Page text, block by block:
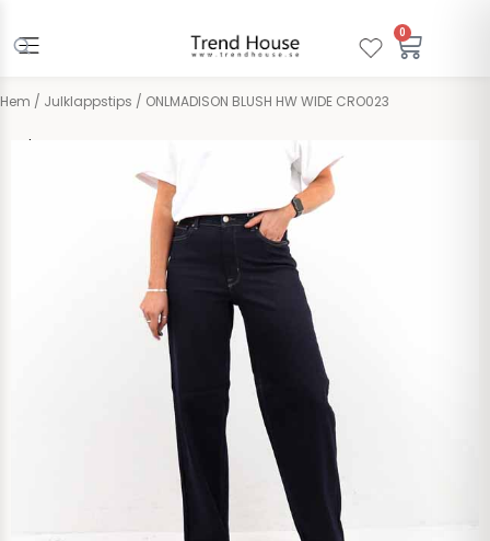
innehåll
0
Hem / Julklappstips / ONLMADISON BLUSH HW WIDE CRO023